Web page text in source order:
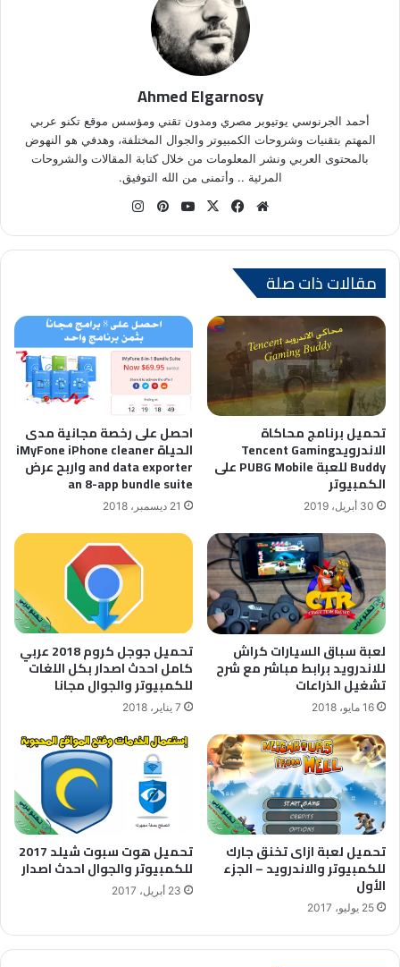
Ahmed Elgarnosy
أحمد الجرنوسي يوتيوبر مصري ومدون تقني ومؤسس موقع تكنو عربي
المهتم بتقنيات وشروحات الكمبيوتر والجوال المختلفة، وهدفي هو النهوض
بالمحتوى العربي ونشر المعلومات من خلال كتابة المقالات والشروحات
المرئية .. وأتمنى من الله التوفيق.
موق
الوي
ب
في
وك
X
يوتي
بينتي
س
ام
مقالات ذات صلة
تحميل برنامج محاكاة
الاندرويدTencent Gaming
Buddy للعبة PUBG Mobile على
الكمبيوتر
30 أبريل، 2019
احصل على رخصة مجانية مدى
الحياة iMyFone iPhone cleaner
and data exporter واربح عرض
an 8-app bundle suite
21 ديسمبر، 2018
لعبة سباق السيارات كراش
للاندرويد برابط مباشر مع شرح
تشغيل الذراعات
16 مايو، 2018
تحميل جوجل كروم 2018 عربي
كامل احدث اصدار بكل اللغات
للكمبيوتر والجوال مجانا
7 يناير، 2018
تحميل لعبة ازاى تخنق جارك
للكمبيوتر والاندرويد – الجزء
الأول
25 يوليو، 2017
تحميل هوت سبوت شيلد 2017
للكمبيوتر والجوال احدث اصدار
23 أبريل، 2017